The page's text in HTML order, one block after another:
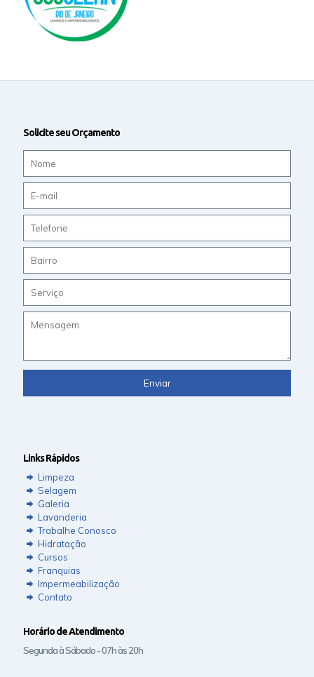
Solicite seu Orçamento
Links Rápidos
Limpeza
Selagem
Galeria
Lavanderia
Trabalhe Conosco
Hidratação
Cursos
Franquias
Impermeabilização
Contato
Horário de Atendimento
Segunda à Sábado - 07h às 20h